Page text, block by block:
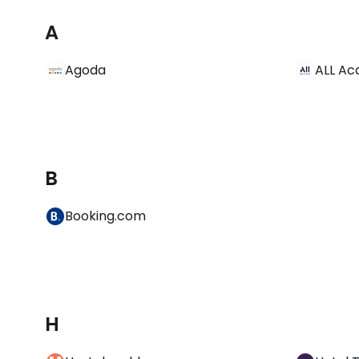
A
Agoda ALL
B
Booking.com
H